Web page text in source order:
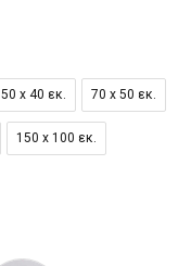
50 x 40 εκ. 70 x 50 εκ.
150 x 100 εκ.